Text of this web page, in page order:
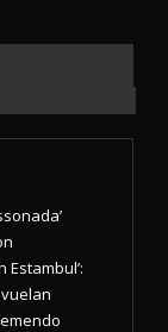
Estambul’: